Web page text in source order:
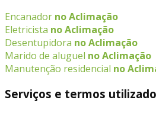
Encanador no Aclimação
Eletricista no Aclimação
Desentupidora no Aclimação
Marido de aluguel no Aclimação
Manutenção residencial no
Serviços e termos